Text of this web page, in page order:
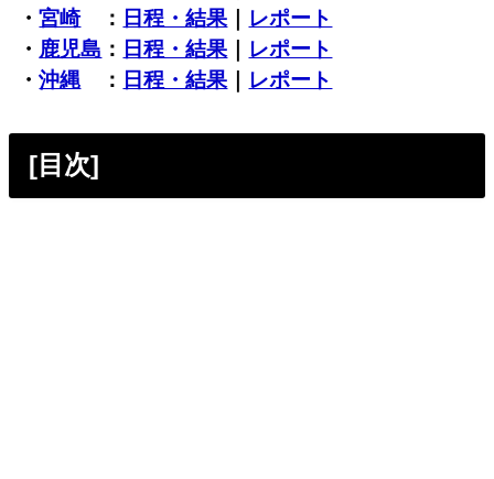
・宮崎： 日程・結果
レポート
・ 鹿児島 ： 日程・結果
レポート
・沖縄 ： 日程・結果 レポート
[目次]